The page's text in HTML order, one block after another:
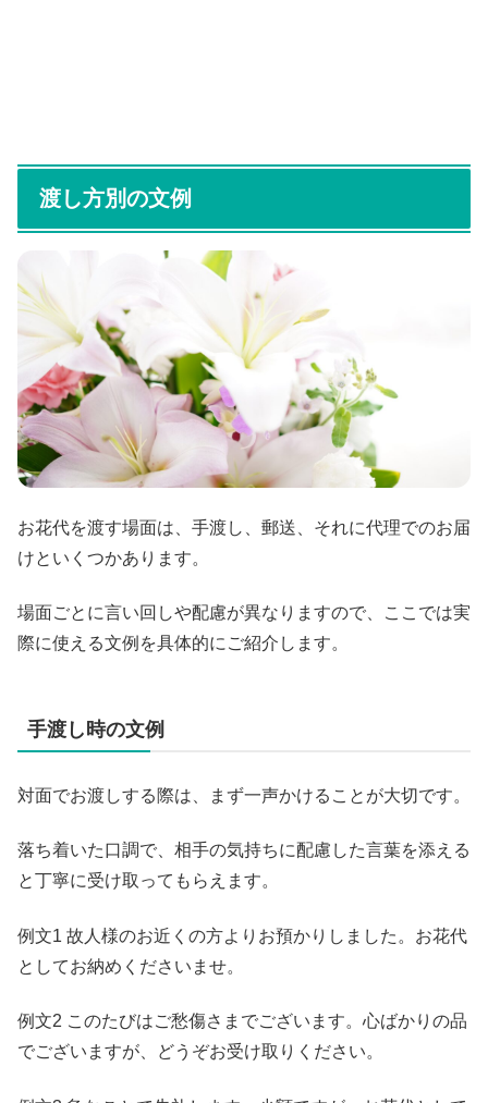
渡し方別の文例
お花代を渡す場面は、手渡し、郵送、それに代理でのお届
けといくつかあります。
場面ごとに言い回しや配慮が異なりますので、ここでは実
際に使える文例を具体的にご紹介します。
手渡し時の文例
対面でお渡しする際は、まず一声かけることが大切です。
落ち着いた口調で、相手の気持ちに配慮した言葉を添える
と丁寧に受け取ってもらえます。
例文1 故人様のお近くの方よりお預かりしました。お花代
としてお納めくださいませ。
例文2 このたびはご愁傷さまでございます。心ばかりの品
でございますが、どうぞお受け取りください。